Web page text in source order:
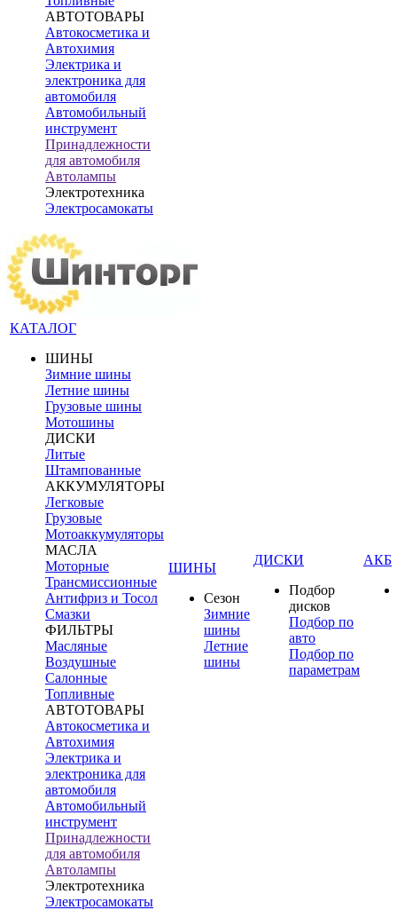
АВТОТОВАРЫ
Автокосметика и
Автохимия
Электрика и
электроника для
автомобиля
Автомобильный
инструмент
Принадлежности
для автомобиля
Автолампы
Электротехника
Электросамокаты
КАТАЛОГ
ШИНЫ
Зимние шины
Летние шины
Грузовые шины
Мотошины
ДИСКИ
Литые
Штампованные
АККУМУЛЯТОРЫ
Легковые
Грузовые
Мотоаккумуляторы
МАСЛА
Моторные
Трансмиссионные
Антифриз и Тосол
Смазки
ФИЛЬТРЫ
Масляные
Воздушные
Салонные
Топливные
АВТОТОВАРЫ
Автокосметика и
Автохимия
Электрика и
электроника для
автомобиля
Автомобильный
инструмент
Принадлежности
для автомобиля
Автолампы
Электротехника
Электросамокаты
ШИНЫ
Сезон
Зимние
шины
Летние
шины
ДИСКИ
Подбор
дисков
Подбор по
авто
Подбор по
параметрам
АКБ